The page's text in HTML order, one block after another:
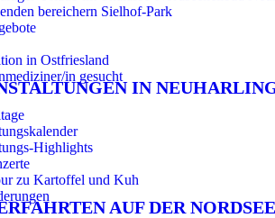
bereichern Sielhof-Park
in Ostfriesland
in gesucht
IN
Highlights
zu Kartoffel und Kuh
AUF DER NORDSEE